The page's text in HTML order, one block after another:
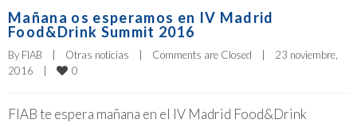
Mañana os esperamos en IV Madrid
Food&Drink Summit 2016
By FIAB Otras noticias Comments are Closed
23 noviembre,
2016
0
FIAB te espera mañana en el IV Madrid Food&Drink